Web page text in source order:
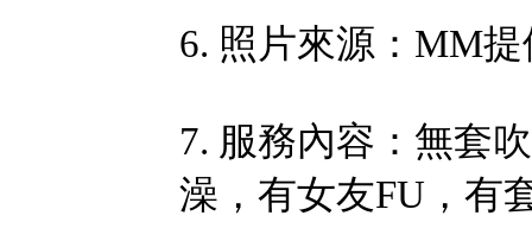
6. 照片來源：MM提
7. 服務內容：無套
澡，有女友FU，有